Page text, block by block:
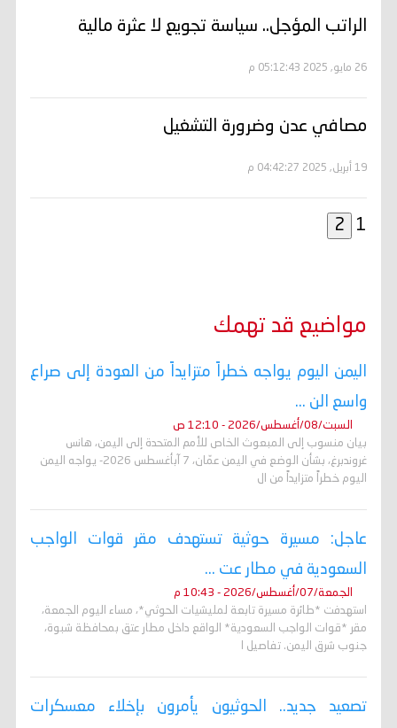
الراتب المؤجل.. سياسة تجويع لا عثرة مالية
26 مايو, 2025 05:12:43 م
مصافي عدن وضرورة التشغيل
19 أبريل, 2025 04:42:27 م
1
مواضيع قد تهمك
اليمن اليوم يواجه خطراً متزايداً من العودة إلى صراع
واسع الن ...
السبت/08/أغسطس/2026 - 12:10 ص
بيان منسوب إلى المبعوث الخاص للأمم المتحدة إلى اليمن، هانس
غروندبرغ، بشأن الوضع في اليمن عمّان، 7 آبأغسطس 2026- يواجه اليمن
اليوم خطراً متزايداً من ال
عاجل: مسيرة حوثية تستهدف مقر قوات الواجب
السعودية في مطار عت ...
الجمعة/07/أغسطس/2026 - 10:43 م
استهدفت *طائرة مسيرة تابعة لمليشيات الحوثي*، مساء اليوم الجمعة،
مقر *قوات الواجب السعودية* الواقع داخل مطار عتق بمحافظة شبوة،
جنوب شرق اليمن. تفاصيل ا
تصعيد جديد.. الحوثيون يأمرون بإخلاء معسكرات